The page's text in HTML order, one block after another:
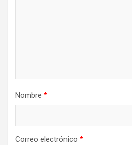
Nombre *
Correo electrónico *